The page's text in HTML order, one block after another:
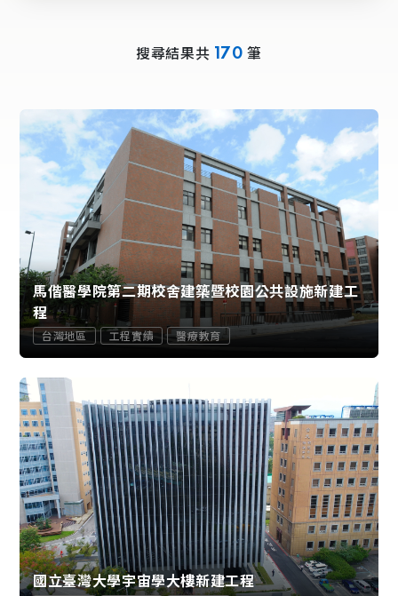
搜尋結果共 170 筆
馬偕醫學院第二期校舍建築暨校園公共設施新建工
程
台灣地區 工程實績 醫療教育
國立臺灣大學宇宙學大樓新建工程